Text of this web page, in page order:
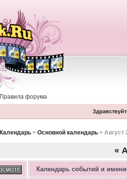
Правила форума
Календарь> Основной календарь> Август
«
Календарь событий и